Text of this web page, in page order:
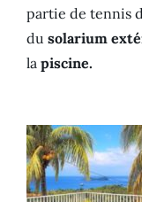
partie de tennis
du solarium
la piscine.